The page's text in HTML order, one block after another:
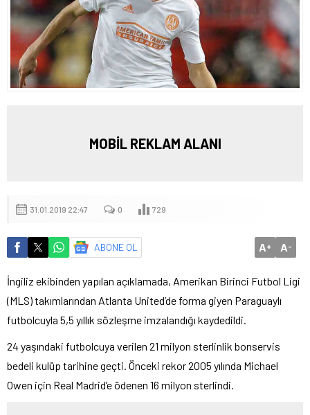
MOBİL REKLAM ALANI
31.01.2019 22:47 0 729
ABONE OL A+ A-
İngiliz ekibinden yapılan açıklamada, Amerikan Birinci Futbol Ligi
(MLS) takımlarından Atlanta United’de forma giyen Paraguaylı
futbolcuyla 5,5 yıllık sözleşme imzalandığı kaydedildi.
24 yaşındaki futbolcuya verilen 21 milyon sterlinlik bonservis
bedeli kulüp tarihine geçti. Önceki rekor 2005 yılında Michael
Owen için Real Madrid’e ödenen 16 milyon sterlindi.